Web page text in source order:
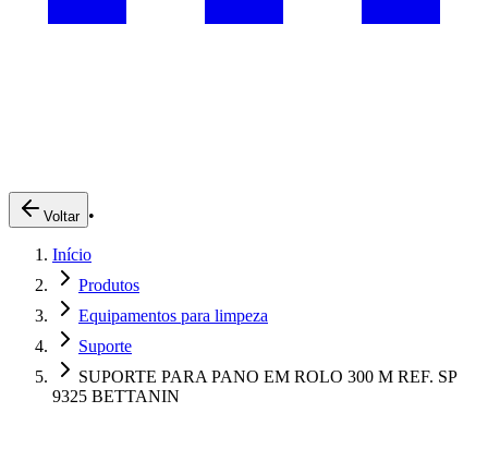
Pedidos Online
Trabalhe Conosco
Voltar •
Início
Produtos
Equipamentos para limpeza
Suporte
SUPORTE PARA PANO EM ROLO 300 M REF. SP
9325 BETTANIN